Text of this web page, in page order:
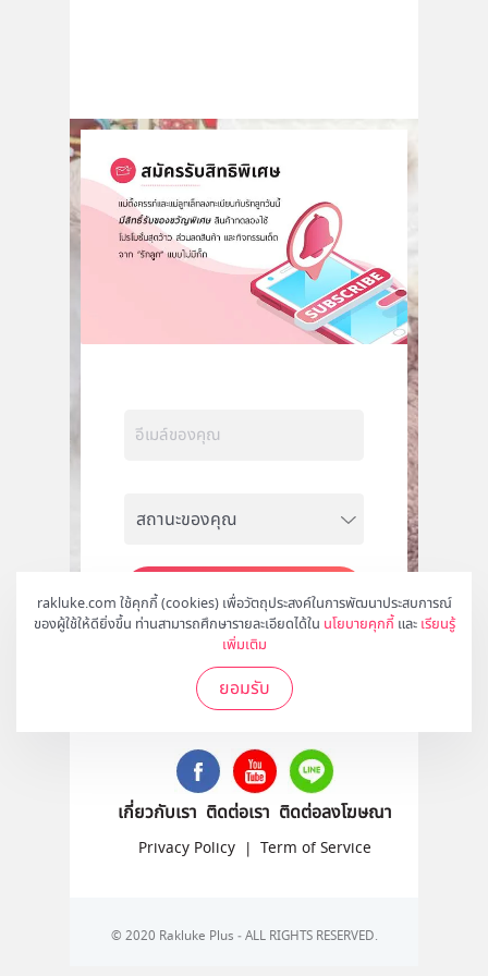
rakluke.com ใช้คุกกี้ (cookies) เพื่อวัตถุประสงค์ในการพัฒนาประสบการณ์
ของผู้ใช้ให้ดียิ่งขึ้น ท่านสามารถศึกษารายละเอียดได้ใน นโยบายคุกกี้ และ เรียนรู้
เพิ่มเติม
ยอมรับ
สมัคร
ติดตามเราได้ที่
เกี่ยวกับเรา ติดต่อเรา ติดต่อลงโฆษณา
Privacy Policy | Term of Service
© 2020 Rakluke Plus - ALL RIGHTS RESERVED.